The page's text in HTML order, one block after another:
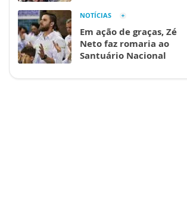
NOTÍCIAS
Em ação de graças, Zé
Neto faz romaria ao
Santuário Nacional